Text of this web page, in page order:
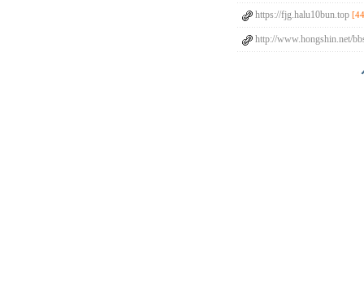
https://fjg.halu10bun.top
http://www.hongshin.net/